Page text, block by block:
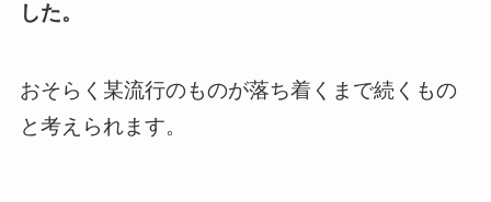
した。
おそらく某流行のものが落ち着くまで続くもの
と考えられます。